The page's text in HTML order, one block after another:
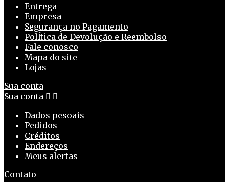
Entrega
Empresa
Segurança no Pagamento
PolÍtica de Devolução e Reembolso
Fale conosco
Mapa do site
Lojas
Sua conta
Sua conta  
Dados pesoais
Pedidos
Créditos
Endereços
Meus alertas
Contato